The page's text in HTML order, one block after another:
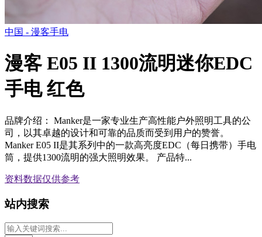
中国 - 漫客手电
漫客 E05 II 1300流明迷你EDC
手电 红色
品牌介绍： Manker是一家专业生产高性能户外照明工具的公
司，以其卓越的设计和可靠的品质而受到用户的赞誉。
Manker E05 II是其系列中的一款高亮度EDC（每日携带）手电
筒，提供1300流明的强大照明效果。 产品特...
资料数据仅供参考
站内搜索